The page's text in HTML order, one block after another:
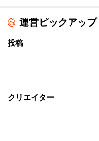
運営ピックアップ
投稿
クリエイター